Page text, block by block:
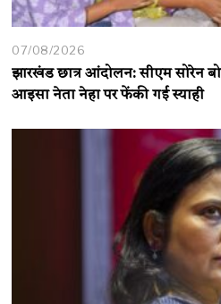
07/08/2026
झारखंड छात्र आंदोलन: सीएम सोरेन
आइसा नेता नेहा पर फेंकी गई स्याही